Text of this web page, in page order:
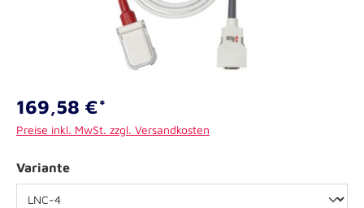
169,58 €*
Preise inkl. MwSt. zzgl. Versandkosten
Variante